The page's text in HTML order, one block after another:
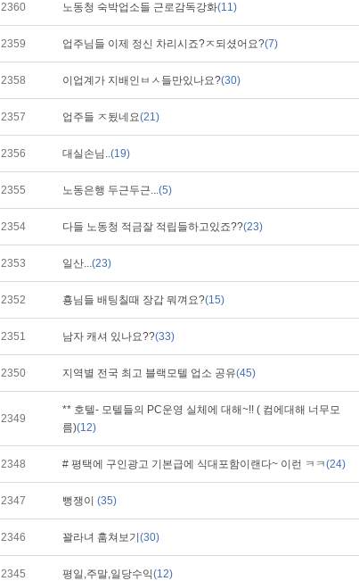
2360 노동청 숙박업소들 근로감독강화(11)
2359 업주님들 이제 정신 차리시죠?ㅈ되셨어요?(7)
2358 이업계가 지배인ㅂㅅ들만있나요?(30)
2357 업주들 ㅈ됬네요(21)
2356 대실손님..(19)
2355 노동은행 두근두근...(5)
2354 다들 노동청 적금잘 적립들하고있죠??(23)
2353 일산...(23)
2352 횽님들 배팅칠때 장갑 뭐껴요?(15)
2351 남자 캐셔 있나요??(33)
2350 지역별 전국 최고 블랙모텔 업소 공유(45)
2349
** 호텔- 모텔들의 PC운영 실체에 대해~!! ( 컴에대해 너무모
름)(12)
2348 # 평택에 구인광고 기본급에 식대포함이랜다~ 이런 ㅋㅋ(24)
2347 뻥쟁이 (35)
2346 꽐라녀 훔쳐보기 (30)
2345 평일,주말,일당수익(12)